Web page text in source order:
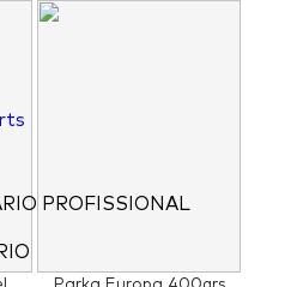
PROFISSIONAL